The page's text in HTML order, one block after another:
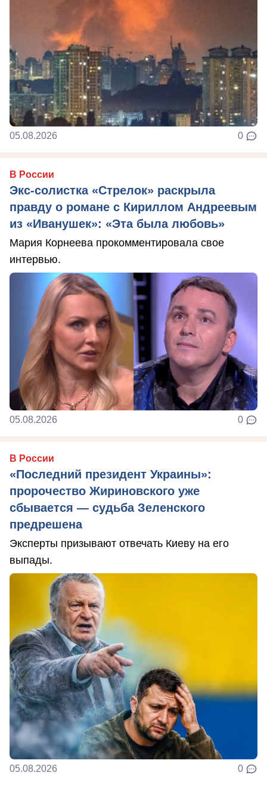
05.08.2026 0
В России
Экс-солистка «Стрелок» раскрыла
правду о романе с Кириллом Андреевым
из «Иванушек»: «Эта была любовь»
Мария Корнеева прокомментировала свое
интервью.
05.08.2026 0
В России
«Последний президент Украины»:
пророчество Жириновского уже
сбывается — судьба Зеленского
предрешена
Эксперты призывают отвечать Киеву на его
выпады.
05.08.2026 0